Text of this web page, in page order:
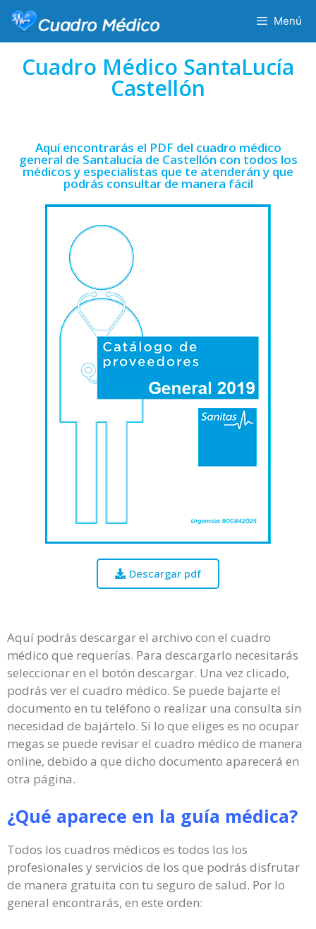
Menú
Cuadro Médico SantaLucía
Castellón
Aquí encontrarás el PDF del cuadro médico
general de Santalucía de Castellón con todos los
médicos y especialistas que te atenderán y que
podrás consultar de manera fácil
Descargar pdf
Aquí podrás descargar el archivo con el cuadro
médico que requerías. Para descargarlo necesitarás
seleccionar en el botón descargar. Una vez clicado,
podrás ver el cuadro médico. Se puede bajarte el
documento en tu teléfono o realizar una consulta sin
necesidad de bajártelo. Si lo que eliges es no ocupar
megas se puede revisar el cuadro médico de manera
online, debido a que dicho documento aparecerá en
otra página.
¿Qué aparece en la guía médica?
Todos los cuadros médicos es todos los los
profesionales y servicios de los que podrás disfrutar
de manera gratuita con tu seguro de salud. Por lo
general encontrarás, en este orden: